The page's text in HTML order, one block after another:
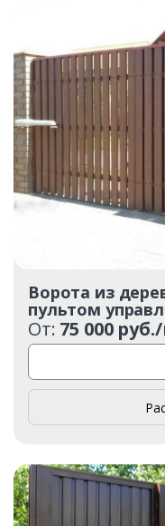
Ворота из
пультом
От: 75 000